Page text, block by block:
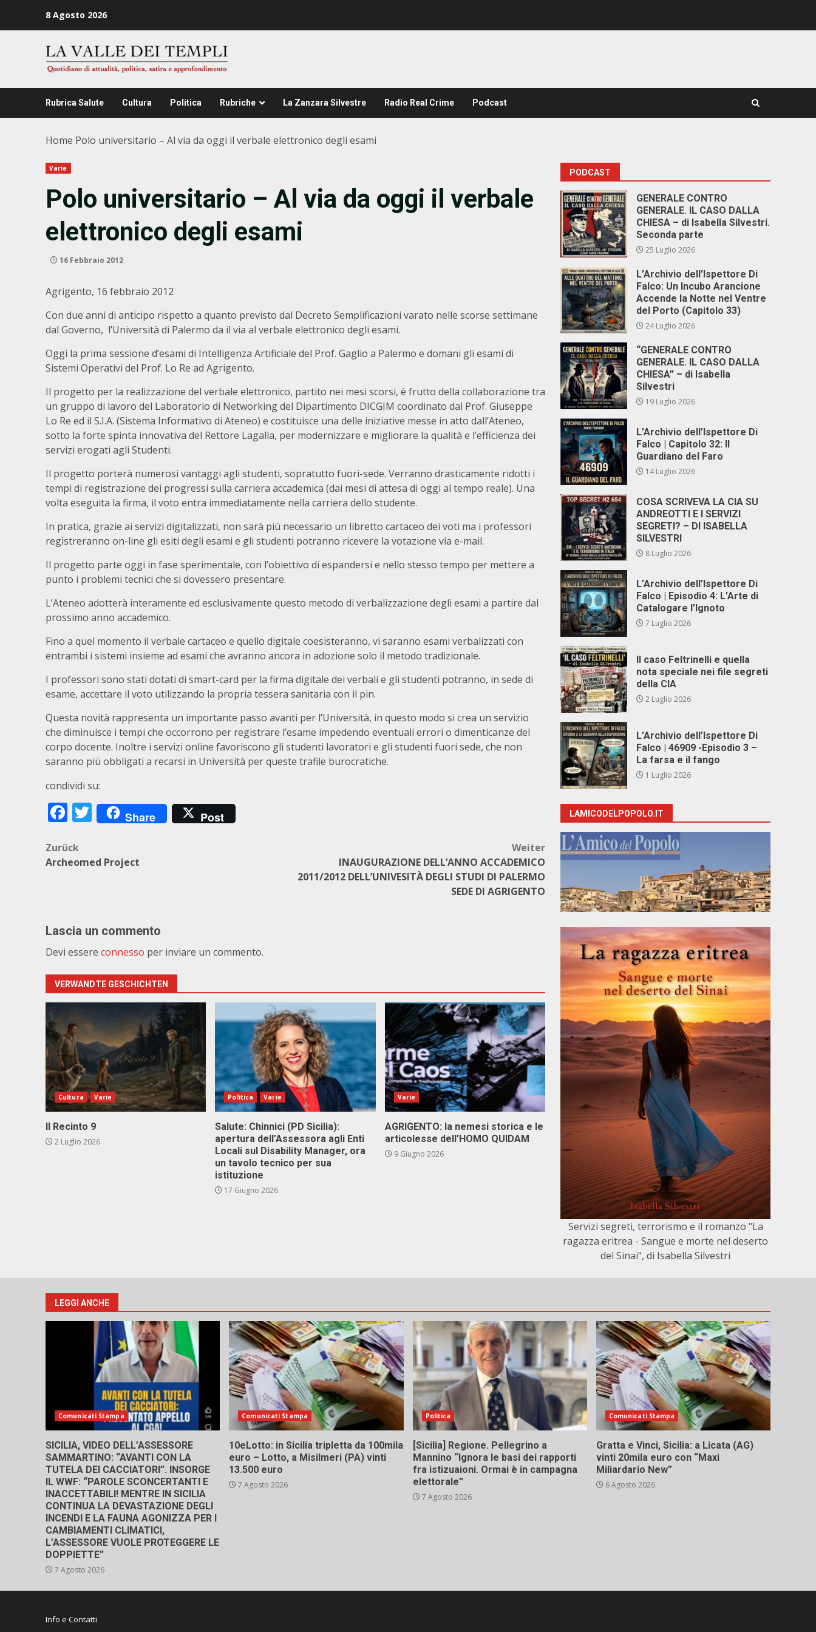
8 Agosto 2026
Rubrica Salute Cultura Politica Rubriche La Zanzara Silvestre Radio Real Crime Podcast
Home Polo universitario – Al via da oggi il verbale elettronico degli esami
Varie
Polo universitario – Al via da oggi il verbale
elettronico degli esami
16 Febbraio 2012
Agrigento, 16 febbraio 2012
Con due anni di anticipo rispetto a quanto previsto dal Decreto Semplificazioni varato nelle scorse settimane
dal Governo, l’Università di Palermo da il via al verbale elettronico degli esami.
Oggi la prima sessione d’esami di Intelligenza Artificiale del Prof. Gaglio a Palermo e domani gli esami di
Sistemi Operativi del Prof. Lo Re ad Agrigento.
Il progetto per la realizzazione del verbale elettronico, partito nei mesi scorsi, è frutto della collaborazione tra
un gruppo di lavoro del Laboratorio di Networking del Dipartimento DICGIM coordinato dal Prof. Giuseppe
Lo Re ed il S.I.A. (Sistema Informativo di Ateneo) e costituisce una delle iniziative messe in atto dall’Ateneo,
sotto la forte spinta innovativa del Rettore Lagalla, per modernizzare e migliorare la qualità e l’efficienza dei
servizi erogati agli Studenti.
Il progetto porterà numerosi vantaggi agli studenti, sopratutto fuori-sede. Verranno drasticamente ridotti i
tempi di registrazione dei progressi sulla carriera accademica (dai mesi di attesa di oggi al tempo reale). Una
volta eseguita la firma, il voto entra immediatamente nella carriera dello studente.
In pratica, grazie ai servizi digitalizzati, non sarà più necessario un libretto cartaceo dei voti ma i professori
registreranno on-line gli esiti degli esami e gli studenti potranno ricevere la votazione via e-mail.
Il progetto parte oggi in fase sperimentale, con l’obiettivo di espandersi e nello stesso tempo per mettere a
punto i problemi tecnici che si dovessero presentare.
L’Ateneo adotterà interamente ed esclusivamente questo metodo di verbalizzazione degli esami a partire dal
prossimo anno accademico.
Fino a quel momento il verbale cartaceo e quello digitale coesisteranno, vi saranno esami verbalizzati con
entrambi i sistemi insieme ad esami che avranno ancora in adozione solo il metodo tradizionale.
I professori sono stati dotati di smart-card per la firma digitale dei verbali e gli studenti potranno, in sede di
esame, accettare il voto utilizzando la propria tessera sanitaria con il pin.
Questa novità rappresenta un importante passo avanti per l’Università, in questo modo si crea un servizio
che diminuisce i tempi che occorrono per registrare l’esame impedendo eventuali errori o dimenticanze del
corpo docente. Inoltre i servizi online favoriscono gli studenti lavoratori e gli studenti fuori sede, che non
saranno più obbligati a recarsi in Università per queste trafile burocratiche.
condividi su:
Facebook
Twitter
Share Post
Beitragsnavigation
Zurück
Archeomed Project
Weiter
INAUGURAZIONE DELL’ANNO ACCADEMICO
2011/2012 DELL’UNIVESITÀ DEGLI STUDI DI PALERMO
SEDE DI AGRIGENTO
Lascia un commento
Devi essere connesso per inviare un commento.
VERWANDTE GESCHICHTEN
Cultura Varie
Il Recinto 9
2 Luglio 2026
Politica Varie
Salute: Chinnici (PD Sicilia):
apertura dell’Assessora agli Enti
Locali sul Disability Manager, ora
un tavolo tecnico per sua
istituzione
17 Giugno 2026
Varie
AGRIGENTO: la nemesi storica e le
articolesse dell’HOMO QUIDAM
9 Giugno 2026
PODCAST
GENERALE CONTRO
GENERALE. IL CASO DALLA
CHIESA – di Isabella Silvestri.
Seconda parte
25 Luglio 2026
L’Archivio dell’Ispettore Di
Falco: Un Incubo Arancione
Accende la Notte nel Ventre
del Porto (Capitolo 33)
24 Luglio 2026
“GENERALE CONTRO
GENERALE. IL CASO DALLA
CHIESA” – di Isabella
Silvestri
19 Luglio 2026
L’Archivio dell’Ispettore Di
Falco | Capitolo 32: Il
Guardiano del Faro
14 Luglio 2026
COSA SCRIVEVA LA CIA SU
ANDREOTTI E I SERVIZI
SEGRETI? – DI ISABELLA
SILVESTRI
8 Luglio 2026
L’Archivio dell’Ispettore Di
Falco | Episodio 4: L’Arte di
Catalogare l’Ignoto
7 Luglio 2026
Il caso Feltrinelli e quella
nota speciale nei file segreti
della CIA
2 Luglio 2026
L’Archivio dell’Ispettore Di
Falco | 46909 -Episodio 3 –
La farsa e il fango
1 Luglio 2026
LAMICODELPOPOLO.IT
Servizi segreti, terrorismo e il romanzo "La
ragazza eritrea - Sangue e morte nel deserto
del Sinai", di Isabella Silvestri
LEGGI ANCHE
Comunicati Stampa
SICILIA, VIDEO DELL’ASSESSORE
SAMMARTINO: “AVANTI CON LA
TUTELA DEI CACCIATORI”. INSORGE
IL WWF: “PAROLE SCONCERTANTI E
INACCETTABILI! MENTRE IN SICILIA
CONTINUA LA DEVASTAZIONE DEGLI
INCENDI E LA FAUNA AGONIZZA PER I
CAMBIAMENTI CLIMATICI,
L’ASSESSORE VUOLE PROTEGGERE LE
DOPPIETTE”
7 Agosto 2026
Comunicati Stampa
10eLotto: in Sicilia tripletta da 100mila
euro – Lotto, a Misilmeri (PA) vinti
13.500 euro
7 Agosto 2026
Politica
[Sicilia] Regione. Pellegrino a
Mannino “Ignora le basi dei rapporti
fra istizuaioni. Ormai è in campagna
elettorale”
7 Agosto 2026
Comunicati Stampa
Gratta e Vinci, Sicilia: a Licata (AG)
vinti 20mila euro con “Maxi
Miliardario New”
6 Agosto 2026
Info e Contatti